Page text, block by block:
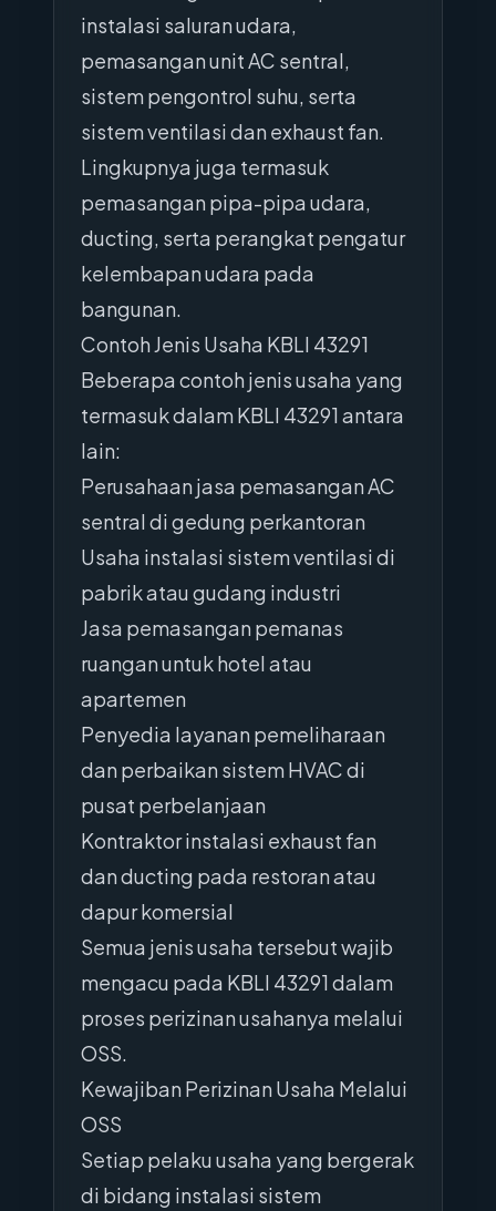
instalasi saluran udara,
pemasangan unit AC sentral,
sistem pengontrol suhu, serta
sistem ventilasi dan exhaust fan.
Lingkupnya juga termasuk
pemasangan pipa-pipa udara,
ducting, serta perangkat pengatur
kelembapan udara pada
bangunan.
Contoh Jenis Usaha KBLI 43291
Beberapa contoh jenis usaha yang
termasuk dalam KBLI 43291 antara
lain:
Perusahaan jasa pemasangan AC
sentral di gedung perkantoran
Usaha instalasi sistem ventilasi di
pabrik atau gudang industri
Jasa pemasangan pemanas
ruangan untuk hotel atau
apartemen
Penyedia layanan pemeliharaan
dan perbaikan sistem HVAC di
pusat perbelanjaan
Kontraktor instalasi exhaust fan
dan ducting pada restoran atau
dapur komersial
Semua jenis usaha tersebut wajib
mengacu pada KBLI 43291 dalam
proses perizinan usahanya melalui
OSS.
Kewajiban Perizinan Usaha Melalui
OSS
Setiap pelaku usaha yang bergerak
di bidang instalasi sistem